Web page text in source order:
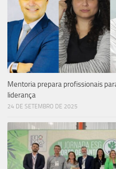
Mentoria prepara profissionais
liderança
24 DE SETEMBRO DE 2025